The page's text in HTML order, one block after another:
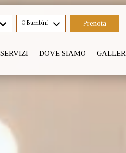
SERVIZI DOVE SIAMO
0 Bambini